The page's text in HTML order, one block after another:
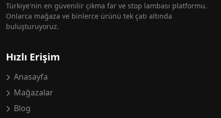
Türkiye'nin en güvenilir çıkma far ve stop lambası platformu.
Onlarca mağaza ve binlerce ürünü tek çatı altında
buluşturuyoruz.
Hızlı Erişim
Anasayfa
Mağazalar
Blog